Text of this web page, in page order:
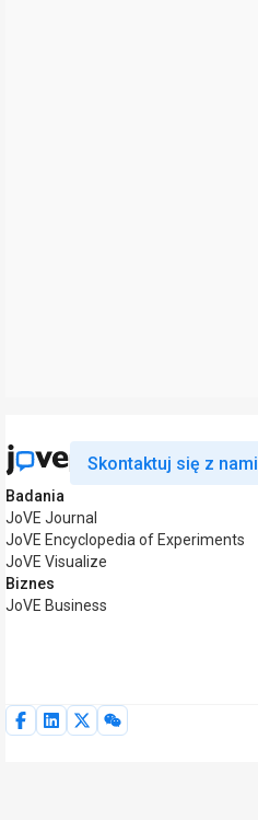
Skontaktuj się z nami
Badania
JoVE Journal
JoVE Encyclopedia of Experiments
JoVE Visualize
Biznes
JoVE Business